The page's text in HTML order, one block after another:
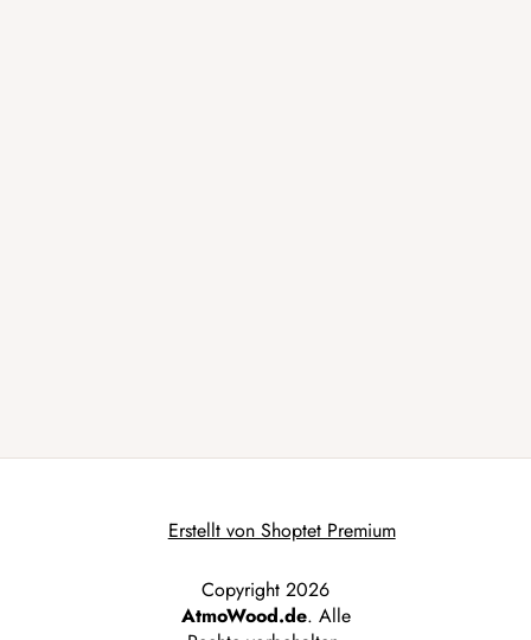
Erstellt von Shoptet Premium
Copyright 2026
AtmoWood.de. Alle